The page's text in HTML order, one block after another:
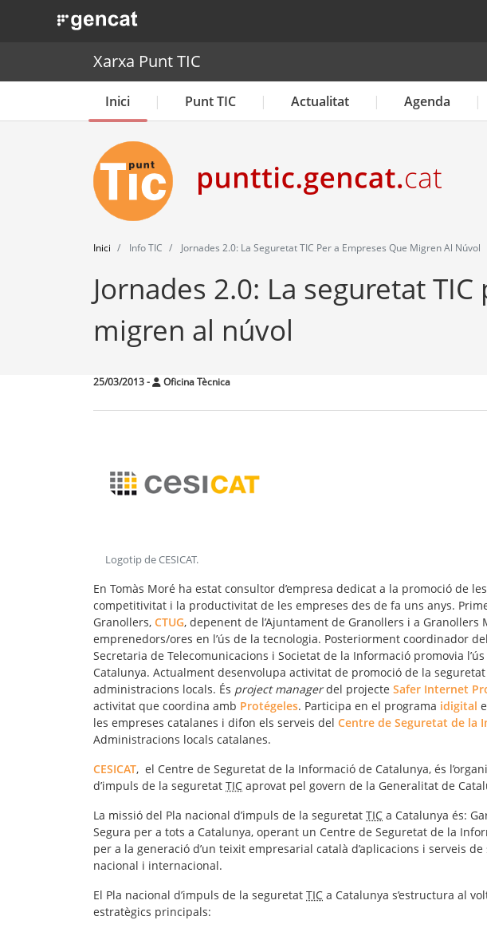
. Obre en una nova finestra.
Xarxa Punt TIC
Inici Punt TIC Actualitat Agenda
Inici Info TIC Jornades 2.0: La Seguretat TIC Per a Empreses Que Migren Al Núvol
Jornades 2.0: La seguretat
migren al núvol
25/03/2013- Oficina Tècnica
Logotip de CESICAT.
En Tomàs Moré ha estat consultor d’empresa dedicat a la promoció de les
competitivitat i la productivitat de les empreses des de fa uns anys.
Granollers, CTUG, depenent de l’Ajuntament de Granollers i a Granollers
emprenedors/ores en l’ús de la tecnologia. Posteriorment coordinador del
Secretaria de Telecomunicacions i Societat de la Informació promovia
Catalunya. Actualment desenvolupa activitat de promoció de la seguretat
administracions locals. És project managerdel projecte Safer Internet
activitat que coordina amb Protégeles. Participa en el programa idigital
les empreses catalanes i difon els serveis del Centre de Seguretat de la
Administracions locals catalanes.
CESICAT, el Centre de Seguretat de la Informació de Catalunya, és
d’impuls de la seguretat TIC aprovat pel govern de la Generalitat de
La missió del Pla nacional d’impuls de la seguretat TIC a Catalunya és:
Segura per a tots a Catalunya, operant un Centre de Seguretat de la
per a la generació d’un teixit empresarial català d’aplicacions i serveis
nacional i internacional.
El Pla nacional d’impuls de la seguretat TIC a Catalunya s’estructura al
estratègics principals: